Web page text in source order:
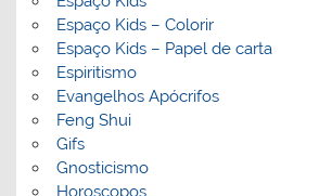
Espaço Kids – Colorir
Espaço Kids – Papel de carta
Espiritismo
Evangelhos Apócrifos
Feng Shui
Gifs
Gnosticismo
Horoscopos